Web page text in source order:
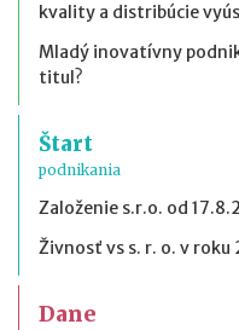
kvality a distribúcie
Mladý inovatívny
titul?
Štart
podnikania
Založenie s.r.o. od
Živnosť vs s. r. o. v roku
Dane